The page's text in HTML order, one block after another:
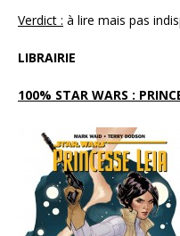
Verdict : à lire mais pas
LIBRAIRIE
100% STAR WARS :